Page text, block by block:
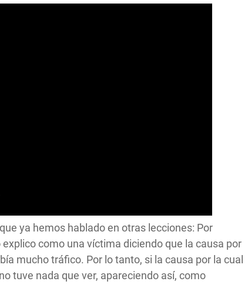
ya hemos hablado en otras lecciones: Por
como una víctima diciendo que la causa por
mucho tráfico. Por lo tanto, si la causa por la cual
tuve nada que ver, apareciendo así, como